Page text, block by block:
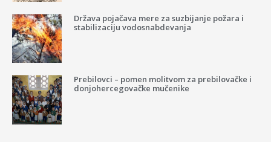
Država pojačava mere za suzbijanje požara i
stabilizaciju vodosnabdevanja
Prebilovci – pomen molitvom za prebilovačke i
donjohercegovačke mučenike